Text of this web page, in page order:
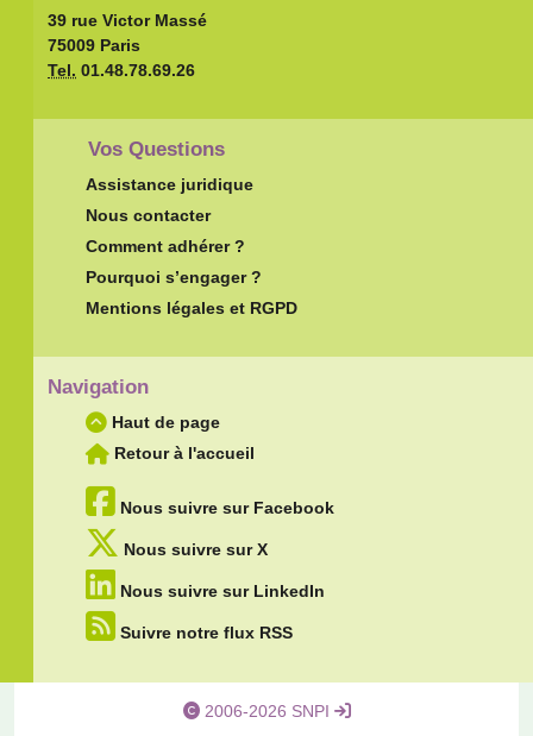
39 rue Victor Massé
75009 Paris
Tel. 01.48.78.69.26
Vos Questions
Assistance juridique
Nous contacter
Comment adhérer ?
Pourquoi s’engager ?
Mentions légales et RGPD
Navigation
Haut de page
Retour à l'accueil
Nous suivre sur Facebook
Nous suivre sur X
Nous suivre sur LinkedIn
Suivre notre flux RSS
2006-2026 SNPI